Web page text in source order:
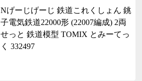
Nげーじげーじ 鉄道これくしょん 銚
子電気鉄道22000形 (22007編成) 2両
せっと 鉄道模型 TOMIX とみーてっ
く 332497